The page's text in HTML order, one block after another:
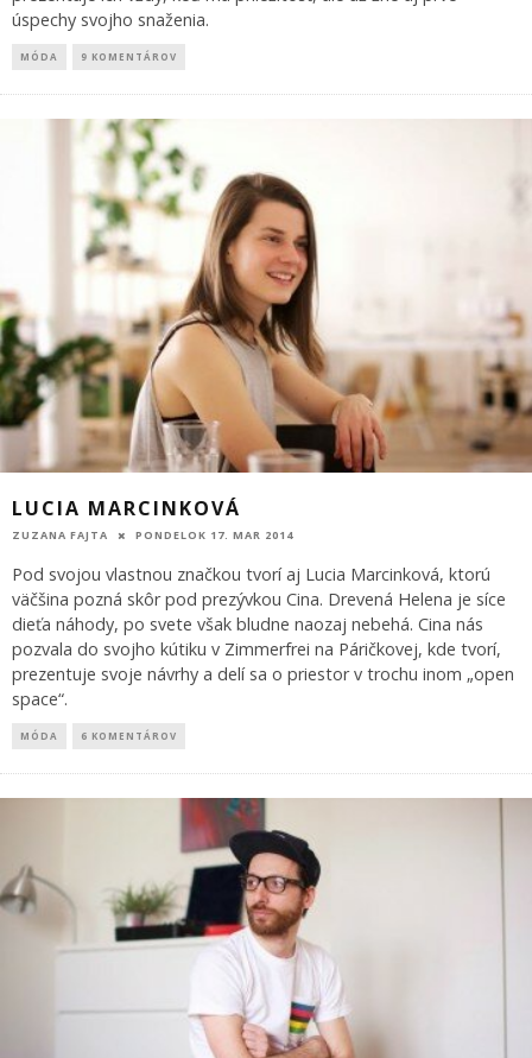
úspechy svojho snaženia.
MÓDA 9 KOMENTÁROV
LUCIA MARCINKOVÁ
ZUZANA FAJTA PONDELOK 17. MAR 2014
Pod svojou vlastnou značkou tvorí aj Lucia Marcinková, ktorú
väčšina pozná skôr pod prezývkou Cina. Drevená Helena je síce
dieťa náhody, po svete však bludne naozaj nebehá. Cina nás
pozvala do svojho kútiku v Zimmerfrei na Páričkovej, kde tvorí,
prezentuje svoje návrhy a delí sa o priestor v trochu inom „open
space“.
MÓDA 6 KOMENTÁROV